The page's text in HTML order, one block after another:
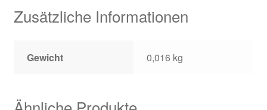
Zusätzliche Informationen
Gewicht 0,016 kg